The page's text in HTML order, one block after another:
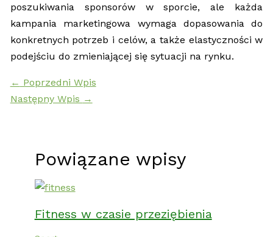
poszukiwania sponsorów w sporcie, ale każda
kampania marketingowa wymaga dopasowania do
konkretnych potrzeb i celów, a także elastyczności w
podejściu do zmieniającej się sytuacji na rynku.
← Poprzedni Wpis
Następny Wpis →
Powiązane wpisy
Fitness w czasie przeziębienia